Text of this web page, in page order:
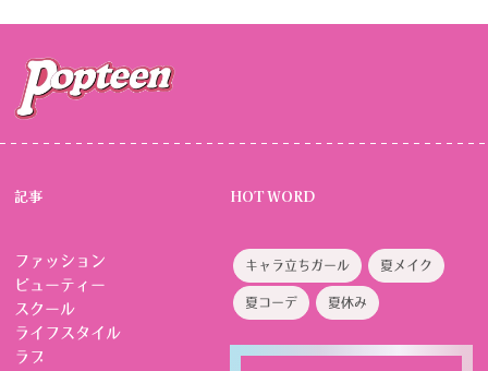
記事
ファッション
ビューティー
スクール
ライフスタイル
ラブ
HOT WORD
キャラ立ちガール 夏メイク
夏コーデ 夏休み